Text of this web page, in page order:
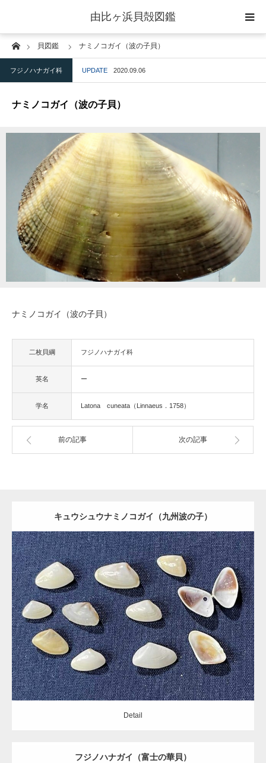
由比ヶ浜貝殻図鑑
Home貝図鑑 ナミノコガイ（波の子貝）
フジノハナガイ科 UPDATE 2020.09.06
ナミノコガイ（波の子貝）
ナミノコガイ（波の子貝）
二枚貝綱 フジノハナガイ科
英名 ー
学名 Latona cuneata（Linnaeus．1758）
前の記事 次の記事
キュウシュウナミノコガイ（九州波の子）
Update:2021.06.08
Category:フジノハナガイ科
Detail
Detail
フジノハナガイ（富士の華貝）
home
二枚貝綱
ウニ綱
gallery
blog